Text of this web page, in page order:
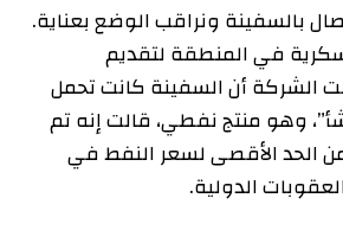
بالسفينة ونراقب الوضع بعناية.
في المنطقة لتقديم
الشركة أن السفينة كانت تحمل
وهو منتج نفطي، قالت إنه تم
الحد الأقصى لسعر النفط في
الدولية.